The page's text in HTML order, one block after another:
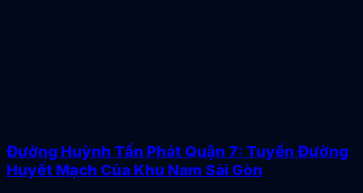
Đường Huỳnh Tấn Phát Quận 7: Tuyến Đường
Huyết Mạch Của Khu Nam Sài Gòn